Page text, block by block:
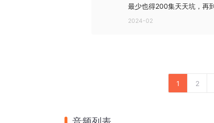
最少也得200集天天坑，再
2024-02
1 2